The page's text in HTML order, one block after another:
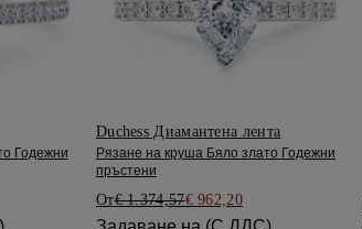
Годежни
Duchess Диамантена лента
Рязане на круша Бяло злато Годежни
пръстени
От€ 1.374,57€ 962,20